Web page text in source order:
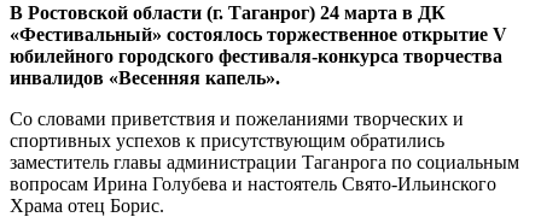
В Ростовской области (г. Таганрог) 24 марта в ДК
«Фестивальный» состоялось торжественное открытие V
юбилейного городского фестиваля-конкурса творчества
инвалидов «Весенняя капель».
Со словами приветствия и пожеланиями творческих и
спортивных успехов к присутствующим обратились
заместитель главы администрации Таганрога по социальным
вопросам Ирина Голубева и настоятель Свято-Ильинского
Храма отец Борис.